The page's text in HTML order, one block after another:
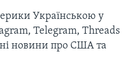
Українською у
Telegram, Threads
новини про США та